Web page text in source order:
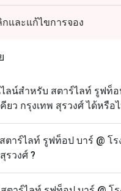
กและแก้ไขการจอง
ลน์สำหรับ สตาร์ไลท์ รูฟท็อ
ยว กรุงเทพ สุรวงศ์ ได้หรือ
ตาร์ไลท์ รูฟท็อป บาร์ @ โร
รวงศ์ ?